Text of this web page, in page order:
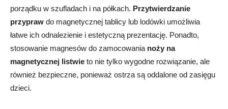
porządku w szufladach i na półkach. Przytwierdzanie
przypraw do magnetycznej tablicy lub lodówki umożliwia
łatwe ich odnalezienie i estetyczną prezentację. Ponadto,
stosowanie magnesów do zamocowania noży na
magnetycznej listwie to nie tylko wygodne rozwiązanie, ale
również bezpieczne, ponieważ ostrza są oddalone od zasięgu
dzieci.